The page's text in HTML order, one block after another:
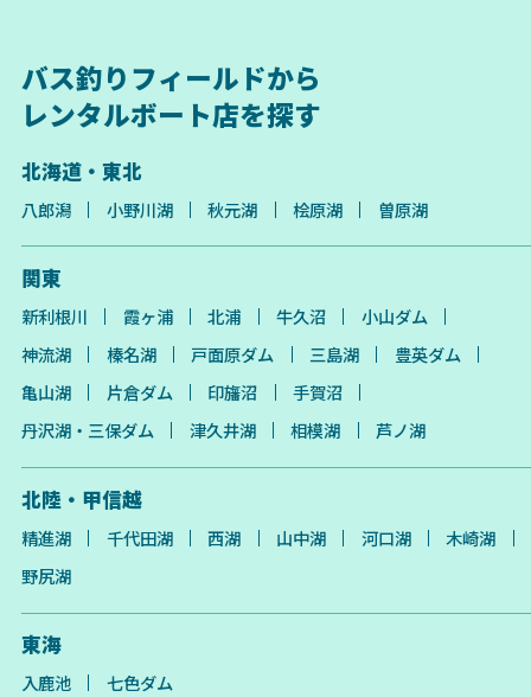
バス釣りフィールドから
レンタルボート店を探す
北海道・東北
八郎潟 小野川湖 秋元湖 桧原湖 曽原湖
関東
新利根川 霞ヶ浦 北浦 牛久沼
小山ダム
神流湖
榛名湖 戸面原ダム 三島湖
豊英ダム
亀山湖
片倉ダム 印旛沼
手賀沼
丹沢湖・三保ダム
津久井湖 相模湖 芦ノ湖
北陸・甲信越
精進湖 千代田湖 西湖 山中湖 河口湖
木崎湖
野尻湖
東海
入鹿池 七色ダム